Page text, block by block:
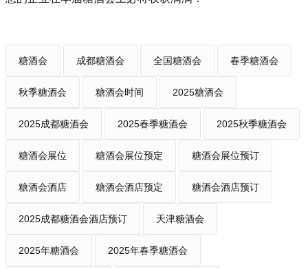
糖酒会 成都糖酒会 全国糖酒会 春季糖酒会
秋季糖酒会 糖酒会时间 2025糖酒会
2025成都糖酒会 2025春季糖酒会 2025秋季糖酒会
糖酒会展位 糖酒会展位预定 糖酒会展位预订
糖酒会酒店 糖酒会酒店预定 糖酒会酒店预订
2025成都糖酒会酒店预订 天津糖酒会
2025年糖酒会 2025年春季糖酒会